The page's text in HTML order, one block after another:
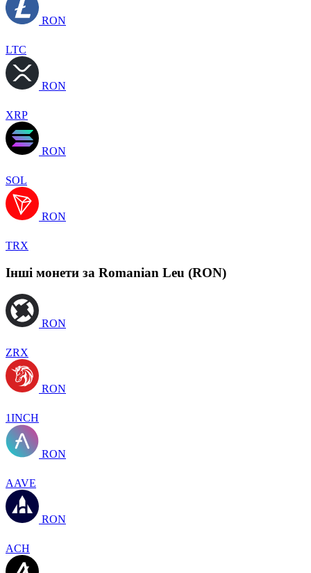
RON
LTC
RON
XRP
RON
SOL
RON
TRX
Інші монети за Romanian Leu (RON)
RON
ZRX
RON
1INCH
RON
AAVE
RON
ACH